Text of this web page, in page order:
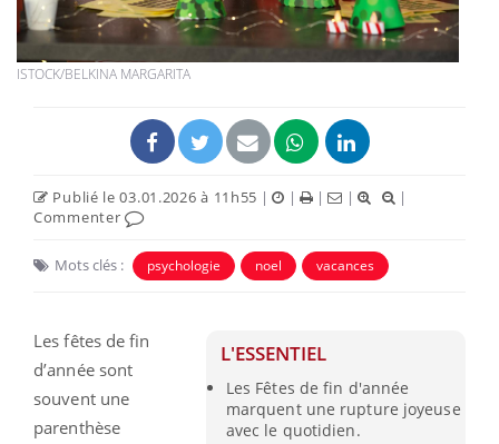
ISTOCK/BELKINA MARGARITA
Publié le 03.01.2026 à 11h55 | | | |
|
Commenter
Mots clés : psychologie noel vacances
L'ESSENTIEL
Les Fêtes de fin d'année
marquent une rupture joyeuse
avec le quotidien.
Les fêtes de fin
d’année sont
souvent une
parenthèse